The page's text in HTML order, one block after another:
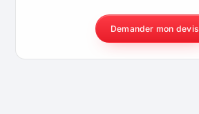
Demander mon devis